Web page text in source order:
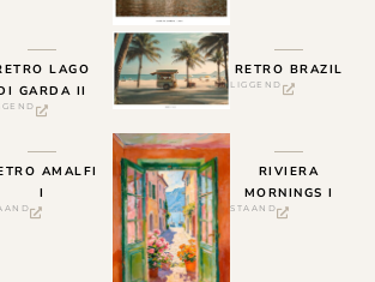
LAGO
GARDA II
RETRO BRAZIL
LIGGEND
AMALFI
I
RIVIERA
MORNINGS I
STAAND